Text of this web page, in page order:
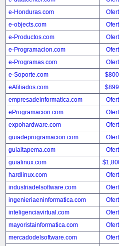
e-Honduras.com
e-objects.com
e-Productos.com
e-Programacion.com
e-Programas.com
e-Soporte.com
eAfiliados.com
empresadeinformatica.com
eProgramacion.com
expohardware.com
guiadeprogramacion.com
guiaitapema.com
guialinux.com
hardlinux.com
industriadelsoftware.com
ingenieriaeninformatica.com
inteligenciavirtual.com
mayoristainformatica.com
mercadodelsoftware.com